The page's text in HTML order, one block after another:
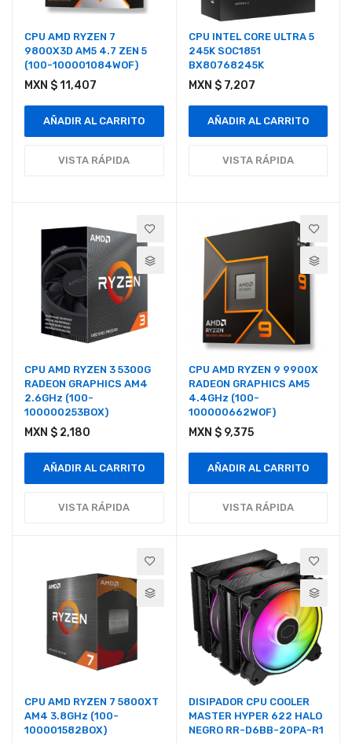
CPU AMD RYZEN 7
9800X3D AM5 4.7 ZEN 5
(100-100001084WOF)
MXN $ 11,407
AÑADIR AL CARRITO
VISTA RÁPIDA
CPU INTEL CORE ULTRA 5
245K SOC1851
BX80768245K
MXN $ 7,207
AÑADIR AL CARRITO
VISTA RÁPIDA
CPU AMD RYZEN 3 5300G
RADEON GRAPHICS AM4
2.6GHz (100-
100000253BOX)
MXN $ 2,180
AÑADIR AL CARRITO
VISTA RÁPIDA
CPU AMD RYZEN 9 9900X
RADEON GRAPHICS AM5
4.4GHz (100-
100000662WOF)
MXN $ 9,375
AÑADIR AL CARRITO
VISTA RÁPIDA
CPU AMD RYZEN 7 5800XT
AM4 3.8GHz (100-
100001582BOX)
DISIPADOR CPU COOLER
MASTER HYPER 622 HALO
NEGRO RR-D6BB-20PA-R1